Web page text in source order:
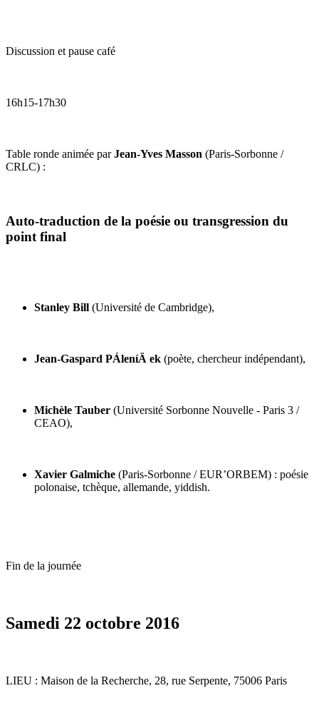
Discussion et pause café
16h15-17h30
Table ronde animée parJean-Yves Masson (Paris-Sorbonne /
CRLC) :
Auto-traduction de la poésie ou transgression du
point final
Stanley Bill (Université de Cambridge),
Jean-Gaspard PÁleníÄ ek (poète, chercheur indépendant),
Michèle Tauber (Université Sorbonne Nouvelle - Paris 3 /
CEAO),
Xavier Galmiche (Paris-Sorbonne / EUR’ORBEM) : poésie
polonaise, tchèque, allemande, yiddish.
Fin de la journée
Samedi 22 octobre 2016
LIEU : Maison de la Recherche, 28, rue Serpente, 75006 Paris